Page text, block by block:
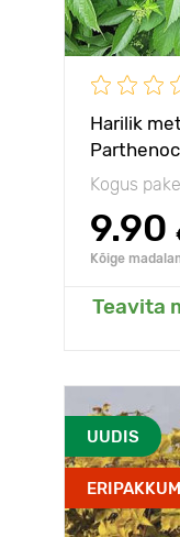
Harilik
Kogus
9.90
Kõige
Teavita
UUDIS